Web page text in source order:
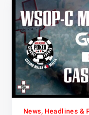
News, Headlines &